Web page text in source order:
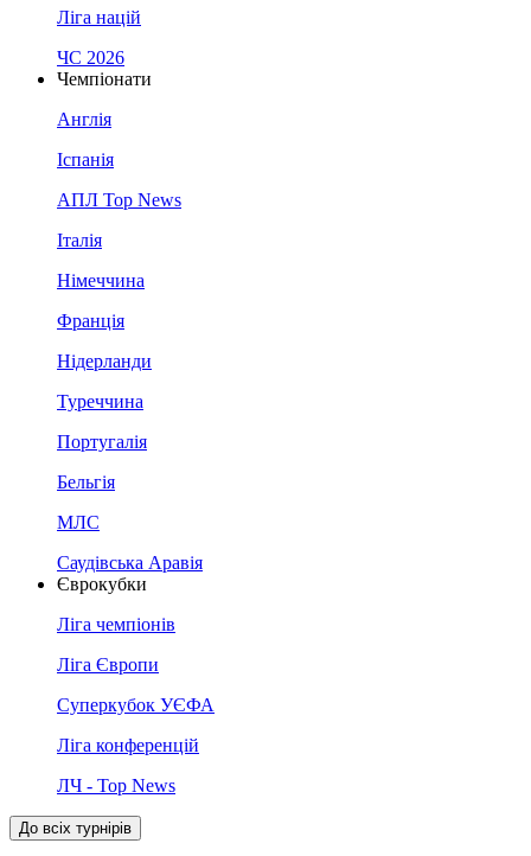
Ліга націй
ЧС 2026
Чемпіонати
Англія
Іспанія
АПЛ Top News
Італія
Німеччина
Франція
Нідерланди
Туреччина
Португалія
Бельгія
МЛС
Саудівська Аравія
Єврокубки
Ліга чемпіонів
Ліга Європи
Суперкубок УЄФА
Ліга конференцій
ЛЧ - Top News
До всіх турнірів